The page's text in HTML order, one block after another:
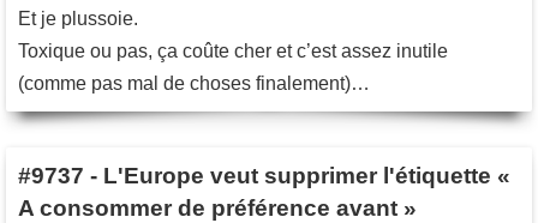
Et je plussoie.
Toxique ou pas, ça coûte cher et c’est assez inutile
(comme pas mal de choses finalement)…
#9737 - L'Europe veut supprimer l'étiquette «
A consommer de préférence avant »